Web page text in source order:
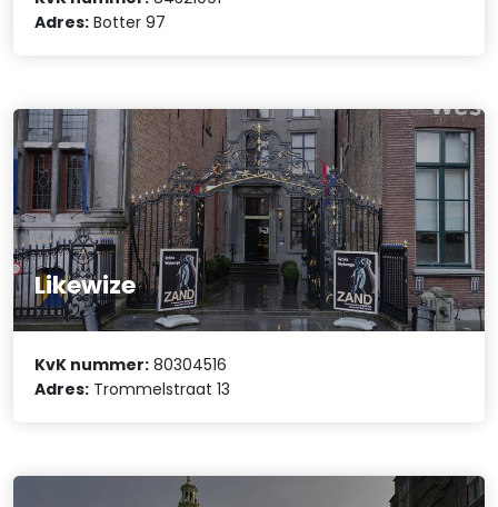
Adres: Botter 97
Likewize
KvK nummer: 80304516
Adres: Trommelstraat 13